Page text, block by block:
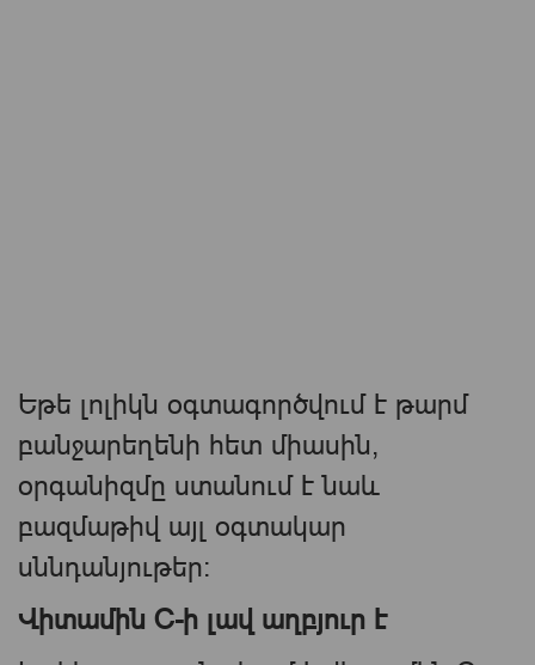
Եթե լոլիկն օգտագործվում է թարմ
բանջարեղենի հետ միասին,
օրգանիզմը ստանում է նաև
բազմաթիվ այլ օգտակար
սննդանյութեր։
Վիտամին C-ի լավ աղբյուր է